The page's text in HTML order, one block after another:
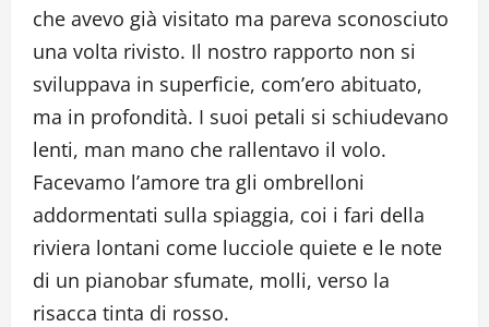
che avevo già visitato ma pareva sconosciuto
una volta rivisto. Il nostro rapporto non si
sviluppava in superficie, com’ero abituato,
ma in profondità. I suoi petali si schiudevano
lenti, man mano che rallentavo il volo.
Facevamo l’amore tra gli ombrelloni
addormentati sulla spiaggia, coi i fari della
riviera lontani come lucciole quiete e le note
di un pianobar sfumate, molli, verso la
risacca tinta di rosso.